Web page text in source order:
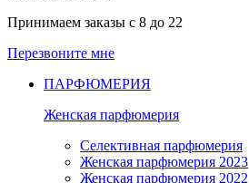
Принимаем заказы с 8 до 22
Перезвоните мне
ПАРФЮМЕРИЯ
Женская парфюмерия
Селективная парфюмерия
Женская парфюмерия 2023
Женская парфюмерия 2022